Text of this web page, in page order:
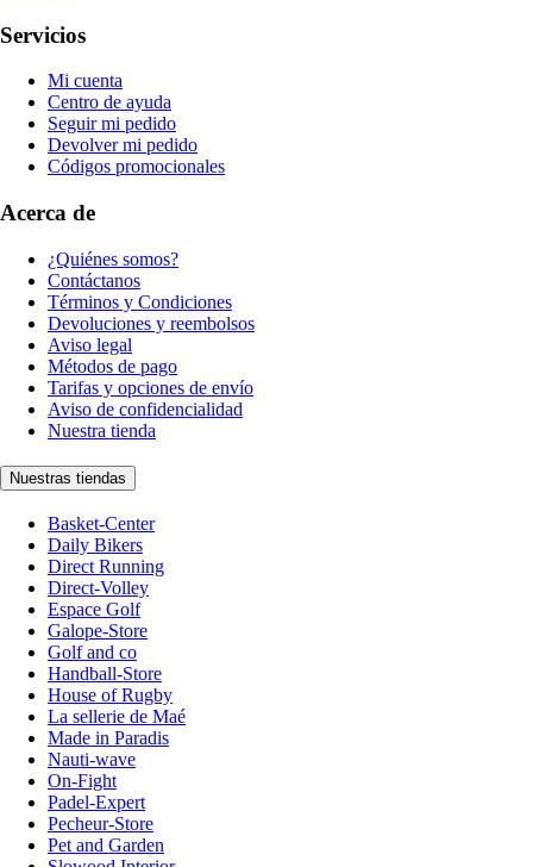
Servicios
Mi cuenta
Centro de ayuda
Seguir mi pedido
Devolver mi pedido
Códigos promocionales
Acerca de
¿Quiénes somos?
Contáctanos
Términos y Condiciones
Devoluciones y reembolsos
Aviso legal
Métodos de pago
Tarifas y opciones de envío
Aviso de confidencialidad
Nuestra tienda
Nuestras tiendas
Basket-Center
Daily Bikers
Direct Running
Direct-Volley
Espace Golf
Galope-Store
Golf and co
Handball-Store
House of Rugby
La sellerie de Maé
Made in Paradis
Nauti-wave
On-Fight
Padel-Expert
Pecheur-Store
Pet and Garden